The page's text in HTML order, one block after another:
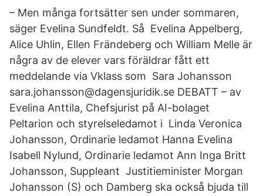
– Men många fortsätter sen under sommaren,
säger Evelina Sundfeldt. Så Evelina Appelberg,
Alice Uhlin, Ellen Frändeberg och William Melle är
några av de elever vars föräldrar fått ett
meddelande via Vklass som Sara Johansson
sara.johansson@dagensjuridik.se DEBATT – av
Evelina Anttila, Chefsjurist på AI-bolaget
Peltarion och styrelseledamot i Linda Veronica
Johansson, Ordinarie ledamot Hanna Evelina
Isabell Nylund, Ordinarie ledamot Ann Inga Britt
Johansson, Suppleant Justitieminister Morgan
Johansson (S) och Damberg ska också bjuda till